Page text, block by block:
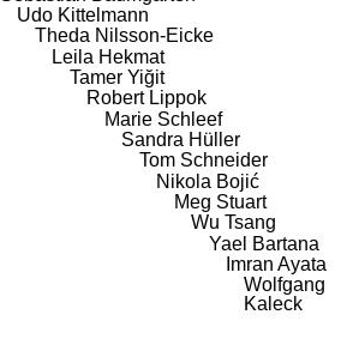
Udo Kittelmann
Theda Nilsson-Eicke
Leila Hekmat
Tamer Yiğit
Robert Lippok
Marie Schleef
Sandra Hüller
Tom Schneider
Nikola Bojić
Meg Stuart
Wu Tsang
Yael Bartana
Imran Ayata
Wolfgang
Kaleck